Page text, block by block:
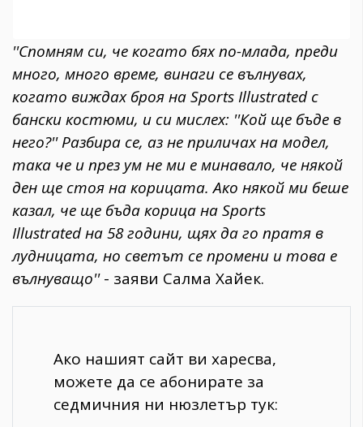
''Спомням си, че когато бях по-млада, преди
много, много време, винаги се вълнувах,
когато виждах броя на Sports Illustrated с
бански костюми, и си мислех: ''Кой ще бъде в
него?'' Разбира се, аз не приличах на модел,
така че и през ум не ми е минавало, че някой
ден ще стоя на корицата. Ако някой ми беше
казал, че ще бъда корица на Sports
Illustrated на 58 години, щях да го пратя в
лудницата, но светът се промени и това е
вълнуващо''- заяви Салма Хайек.
Ако нашият сайт ви харесва,
можете да се абонирате за
седмичния ни нюзлетър тук: